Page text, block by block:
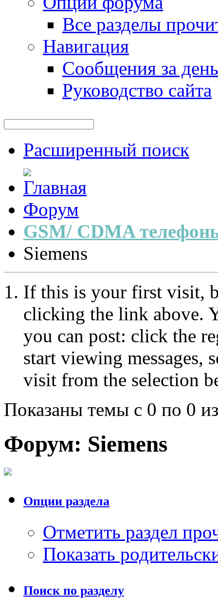
Все разделы
Навигация
Сообщения за день
Руководство сайта
Расширенный поиск
Форум
GSM/ CDMA
Siemens
If this is your first visit,
clicking the link above.
you can post: click the
start viewing messages,
visit from the selection
Показаны темы с 0 по 0
Форум: Siemens
Опции раздела
Отметить раздел
Показать
Поиск по разделу